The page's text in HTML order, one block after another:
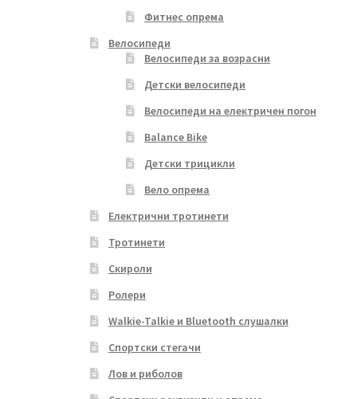
Фитнес опрема
Велосипеди
Велосипеди за возрасни
Детски велосипеди
Велосипеди на електричен погон
Balance Bike
Детски трицикли
Вело опрема
Електрични тротинети
Тротинети
Скироли
Ролери
Walkie-Talkie и Bluetooth слушалки
Спортски стегачи
Лов и риболов